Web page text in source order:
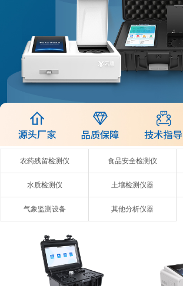
农药残留检测仪 食品安全检测仪
水质检测仪 土壤检测仪器
气象监测设备 其他分析仪器